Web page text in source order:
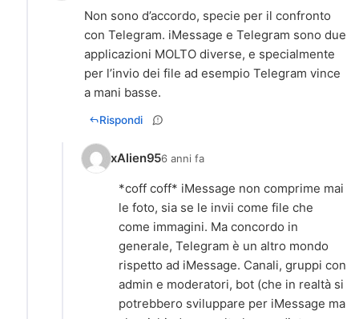
Non sono d’accordo, specie per il confronto
con Telegram. iMessage e Telegram sono due
applicazioni MOLTO diverse, e specialmente
per l’invio dei file ad esempio Telegram vince
a mani basse.
Rispondi
xAlien956 anni fa
*coff coff* iMessage non comprime mai
le foto, sia se le invii come file che
come immagini. Ma concordo in
generale, Telegram è un altro mondo
rispetto ad iMessage. Canali, gruppi con
admin e moderatori, bot (che in realtà si
potrebbero sviluppare per iMessage ma